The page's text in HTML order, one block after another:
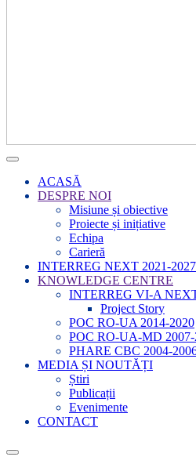
ACASĂ
DESPRE NOI
Misiune și obiective
Proiecte și inițiative
Echipa
Carieră
INTERREG NEXT 2021-2027
KNOWLEDGE CENTRE
INTERREG VI-A
Project Story
POC RO-UA 2014-2020
POC RO-UA-MD 2007-
PHARE CBC 2004-
MEDIA ȘI NOUTĂȚI
Știri
Publicații
Evenimente
CONTACT